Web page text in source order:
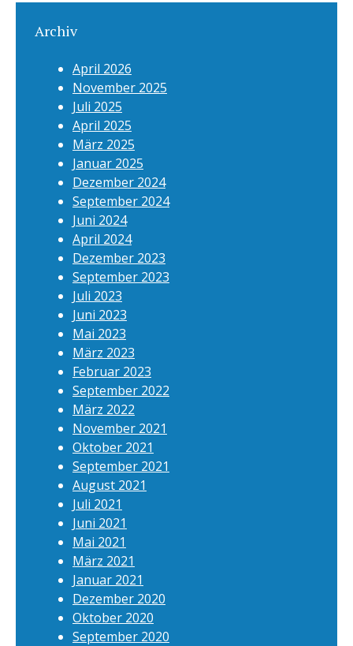
Archiv
April 2026
November 2025
Juli 2025
April 2025
März 2025
Januar 2025
Dezember 2024
September 2024
Juni 2024
April 2024
Dezember 2023
September 2023
Juli 2023
Juni 2023
Mai 2023
März 2023
Februar 2023
September 2022
März 2022
November 2021
Oktober 2021
September 2021
August 2021
Juli 2021
Juni 2021
Mai 2021
März 2021
Januar 2021
Dezember 2020
Oktober 2020
September 2020